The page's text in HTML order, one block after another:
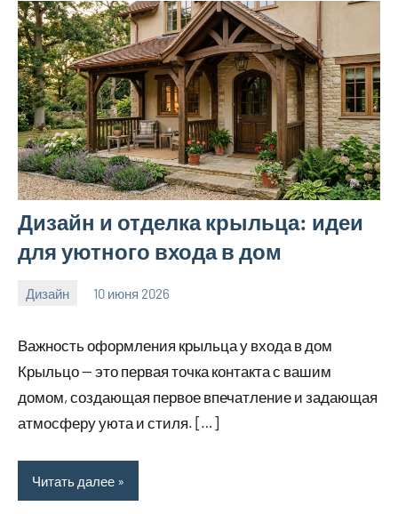
Дизайн и отделка крыльца: идеи
для уютного входа в дом
Дизайн 10 июня 2026
calvinken_co
Важность оформления крыльца у входа в дом
Крыльцо — это первая точка контакта с вашим
домом, создающая первое впечатление и задающая
атмосферу уюта и стиля. […]
Читать далее